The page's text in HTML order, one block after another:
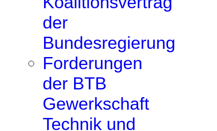
der
Bundesregierung
Forderungen
der BTB
Gewerkschaft
Technik und